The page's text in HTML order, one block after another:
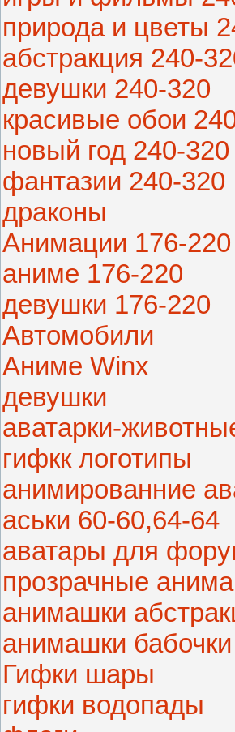
природа и цветы
абстракция 240-
девушки 240-320
красивые обои
новый год 240-320
фантазии 240-320
драконы
Анимации 176-220
аниме 176-220
девушки 176-220
Автомобили
Аниме Winx
девушки
аватарки-
гифкк логотипы
анимированние
аськи 60-60,64-64
аватары для
прозрачные
анимашки
анимашки бабочки
Гифки шары
гифки водопады